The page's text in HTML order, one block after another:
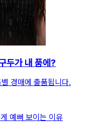
두가 내 품에?
경매에 출품됩니다.